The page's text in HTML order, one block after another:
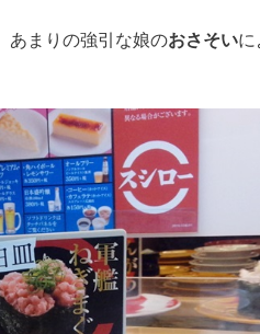
あまりの強引な娘のおさそいに